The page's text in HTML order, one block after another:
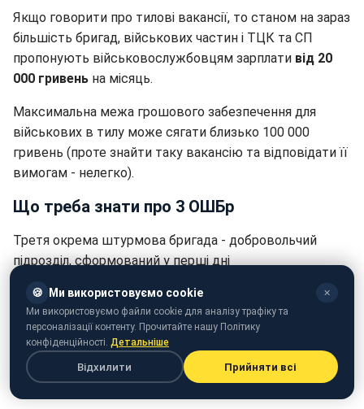
Якщо говорити про тилові вакансії, то станом на зараз
більшість бригад, військових частин і ТЦК та СП
пропонують військовослужбовцям зарплати від 20
000 гривень на місяць.
Максимальна межа грошового забезпечення для
військових в тилу може сягати близько 100 000
гривень (проте знайти таку вакансію та відповідати її
вимогам - нелегко).
Що треба знати про 3 ОШБр
Третя окрема штурмова бригада - добровольчий
підрозділ, сформований у перші дні
Йогозасновник - перший командир полку "Азов"
Андрій Білецький. Бригада сформована на базових
світоглядних засадах азовських підрозділів:
україноцентризм
🍪 Ми використовуємо cookie ✕
Ми використовуємо файли cookie для аналізу трафіку та
персоналізації контенту. Прочитайте нашу Політику
конфіденційності. Детальніше
Відхилити Прийняти всі